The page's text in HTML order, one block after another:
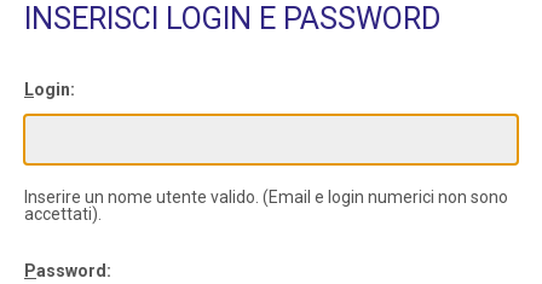
INSERISCI LOGIN E PASSWORD
Login:
Inserire un nome utente valido. (Email e login numerici non sono
accettati).
Password: